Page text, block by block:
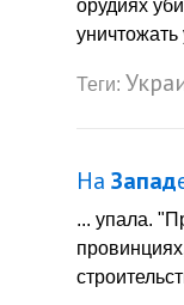
орудиях
уничтожать
Теги:
На Запад
... упала.